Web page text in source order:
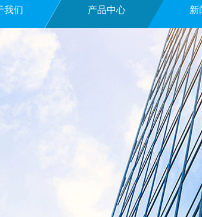
我们 产品中心 新